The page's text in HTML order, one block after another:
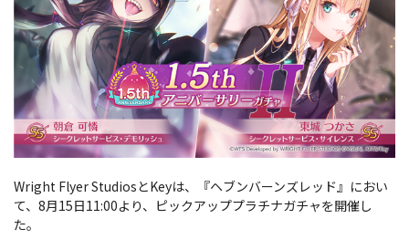
Wright Flyer StudiosとKeyは、『ヘブンバーンズレッド』におい
て、8月15日11:00より、ピックアッププラチナガチャを開催し
た。